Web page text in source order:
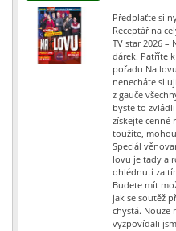
Předplaťte si
Receptář na
TV star 2026 –
dárek. Patříte
pořadu Na
nenecháte si
z gauče
byste to
získejte cenné
toužíte,
Speciál
lovu je tady a
ohlédnutí za
Budete mít
jak se soutěž
chystá. Nouze
vyzpovídali